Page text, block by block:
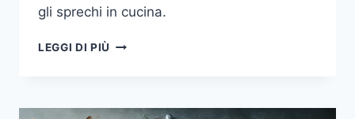
gli sprechi in cucina.
LEGGI DI PIÙ FERMENTAZIONE
AVANZI